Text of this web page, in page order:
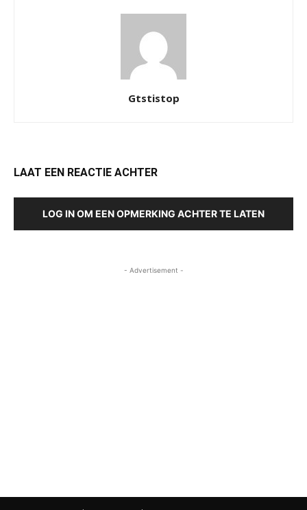
Gtstistop
LAAT EEN REACTIE ACHTER
LOG IN OM EEN OPMERKING ACHTER TE LATEN
- Advertisement -